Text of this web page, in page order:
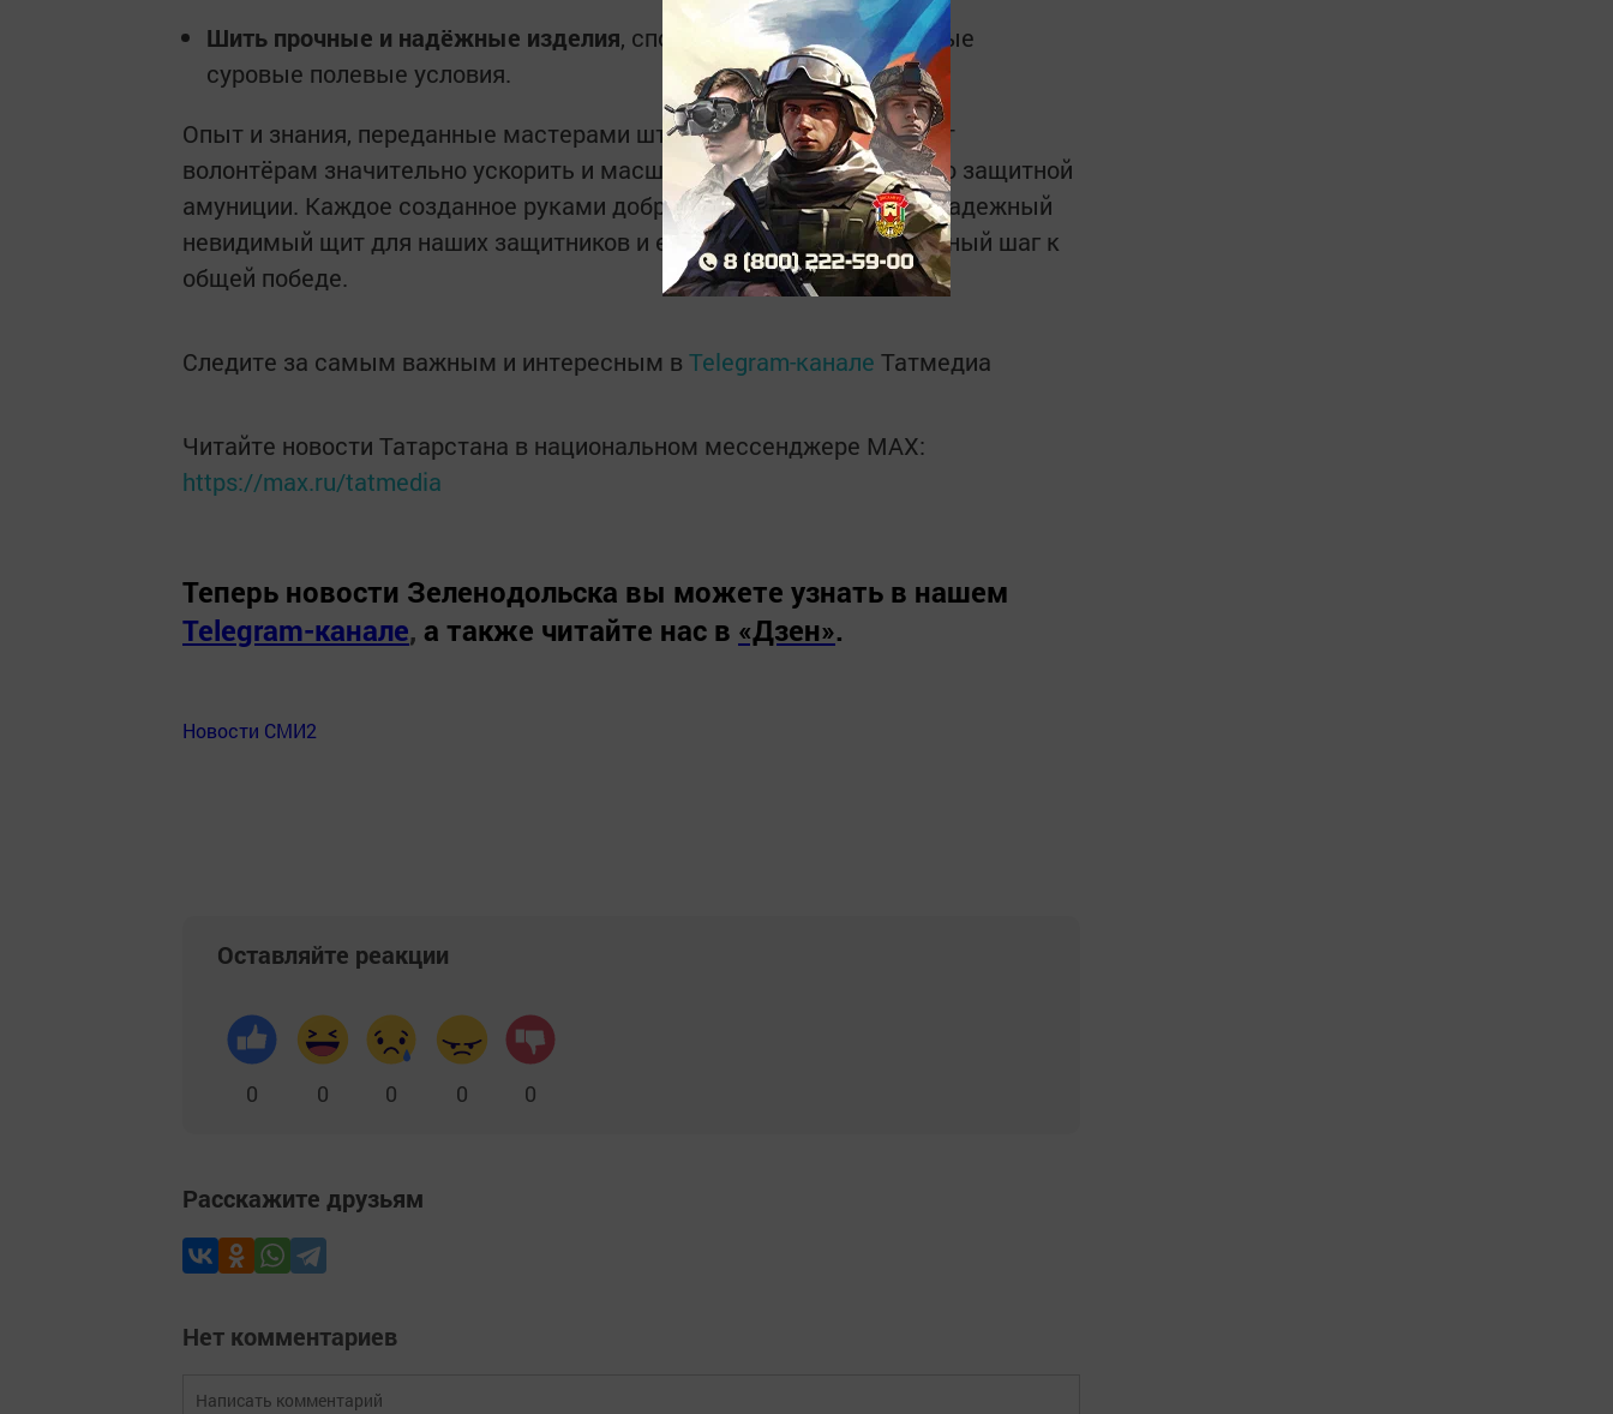
Шить прочные и надёжные изделия, способные выдержать самые
суровые полевые условия.
Опыт и знания, переданные мастерами штаба «Единство», позволят
волонтёрам значительно ускорить и масштабировать производство защитной
амуниции. Каждое созданное руками добровольцев одеяло — это надежный
невидимый щит для наших защитников и еще один важный, уверенный шаг к
общей победе.
Следите за самым важным и интересным в Telegram-канале Татмедиа
Читайте новости Татарстана в национальном мессенджере MАХ:
https://max.ru/tatmedia
Теперь новости Зеленодольска вы можете узнать в нашем
Telegram-канале, а также читайте нас в «Дзен».
Новости СМИ2
Оставляйте реакции
0 0 0 0 0
Расскажите друзьям
Нет комментариев